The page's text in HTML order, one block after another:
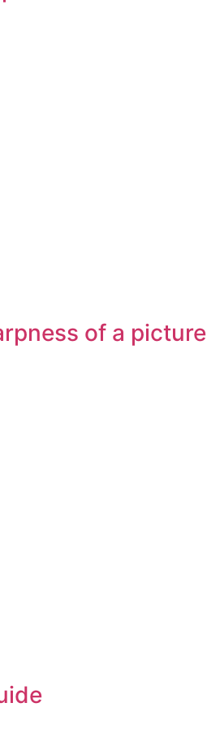
of a picture